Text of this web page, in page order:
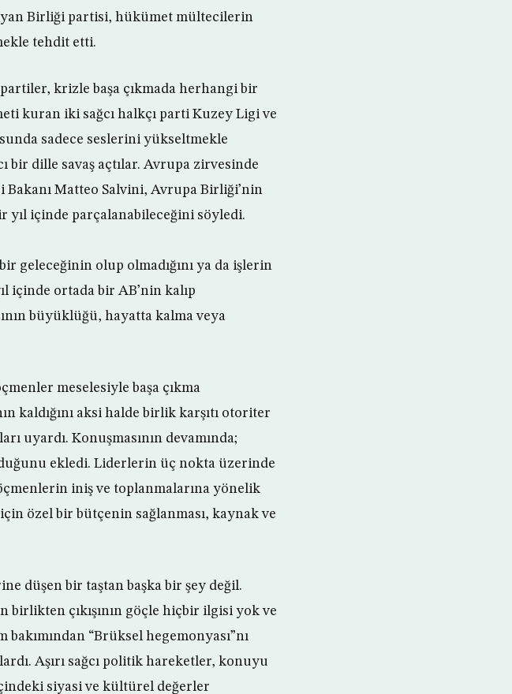
Birliği partisi, hükümet mültecilerin
tehdit etti.
krizle başa çıkmada herhangi bir
kuran iki sağcı halkçı parti Kuzey Ligi ve
sadece seslerini yükseltmekle
bir dille savaş açtılar. Avrupa zirvesinde
Matteo Salvini, Avrupa Birliği’nin
yıl içinde parçalanabileceğini söyledi.
geleceğinin olup olmadığını ya da işlerin
içinde ortada bir AB’nin kalıp
büyüklüğü, hayatta kalma veya
meselesiyle başa çıkma
kaldığını aksi halde birlik karşıtı otoriter
uyardı. Konuşmasının devamında;
ekledi. Liderlerin üç nokta üzerinde
iniş ve toplanmalarına yönelik
özel bir bütçenin sağlanması, kaynak ve
düşen bir taştan başka bir şey değil.
çıkışının göçle hiçbir ilgisi yok ve
“Brüksel hegemonyası”nı
Aşırı sağcı politik hareketler, konuyu
siyasi ve kültürel değerler